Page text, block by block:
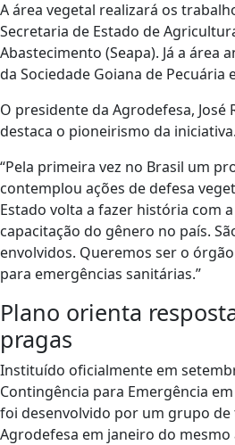
A área vegetal realizará os
Secretaria de Estado de
Abastecimento (Seapa). Já a área
da Sociedade Goiana de Pecuária
O presidente da Agrodefesa, José
destaca o pioneirismo da iniciativa.
“Pela primeira vez no Brasil um
contemplou ações de defesa
Estado volta a fazer história com
capacitação do gênero no país.
envolvidos. Queremos ser o
para emergências sanitárias.”
Plano orienta
pragas
Instituído oficialmente em
Contingência para Emergência
foi desenvolvido por um grupo
Agrodefesa em janeiro do mesmo